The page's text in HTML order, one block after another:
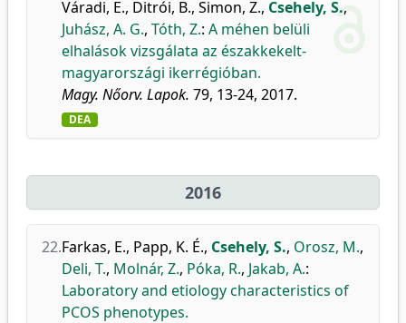
Váradi, E., Ditrói, B., Simon, Z., Csehely, S.,
Juhász, A. G., Tóth, Z.: A méhen belüli
elhalások vizsgálata az északkekelt-
magyarországi ikerrégióban.
Magy. Nőorv. Lapok. 79, 13-24, 2017.
DEA
2016
22.Farkas, E., Papp, K. É., Csehely, S., Orosz, M.,
Deli, T., Molnár, Z., Póka, R., Jakab, A.:
Laboratory and etiology characteristics of
PCOS phenotypes.